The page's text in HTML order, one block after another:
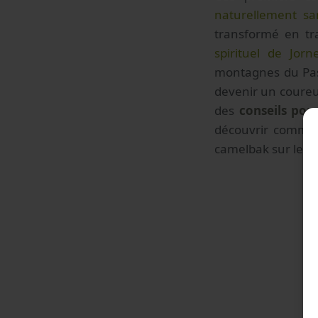
naturellement
transformé en
spirituel de
montagnes du
devenir un
des conseils
découvrir
camelbak sur le